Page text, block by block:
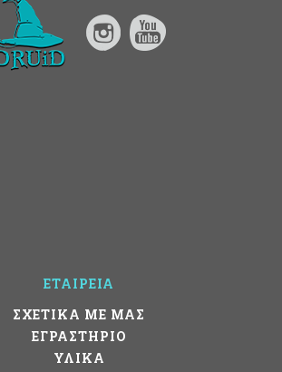
ΕΤΑΙΡΕΙΑ
ΣΧΕΤΙΚΑ ΜΕ ΜΑΣ
ΕΓΡΑΣΤΗΡΙΟ
ΥΛΙΚΑ